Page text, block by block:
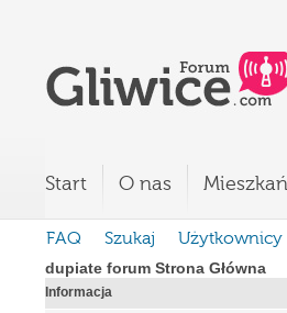
Start O nas
FAQ Szukaj Użytkownicy
dupiate forum Strona Główna
Informacja